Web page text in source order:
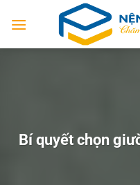
Bí quyết chọn